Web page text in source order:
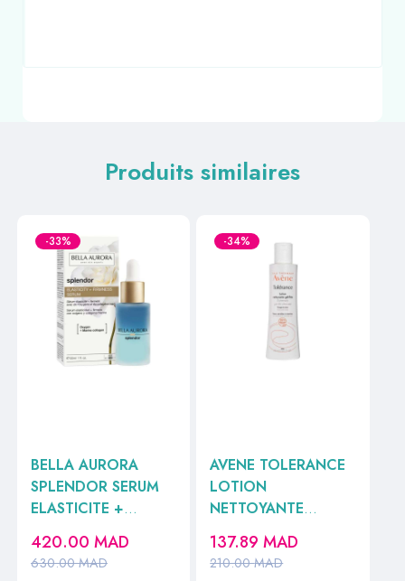
Produits similaires
-33%
BELLA AURORA
SPLENDOR SERUM
ELASTICITE +
FERMETE 30ML
630.00MAD
420.00 MAD
-34%
AVENE TOLERANCE
LOTION
NETTOYANTE
GELEFIEE 200ML
210.00MAD
137.89MAD